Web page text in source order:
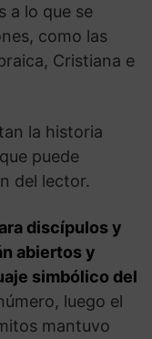
a lo que se
como las
Cristiana e
la historia
puede
del lector.
discípulos y
abiertos y
simbólico del
luego el
mantuvo